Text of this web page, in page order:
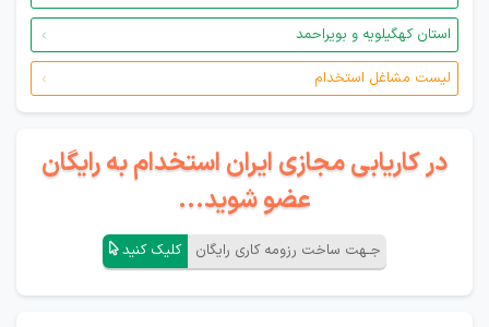
استان کهگیلویه و بویراحمد
لیست مشاغل استخدام
در کاریابی مجازی ایران استخدام به رایگان
عضو شوید...
جـهت ساخت رزومه کاری رایگان کلیک کنید